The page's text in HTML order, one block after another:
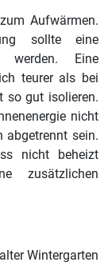
Aufwärmen.
sollte eine
werden. Eine
teurer als bei
so gut isolieren.
nicht
abgetrennt sein.
nicht beheizt
zusätzlichen
Wintergarten